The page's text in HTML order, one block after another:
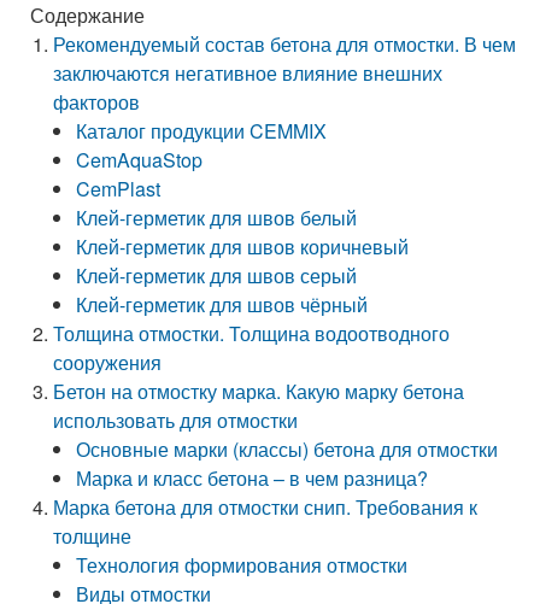
Содержание
Рекомендуемый состав бетона для отмостки. В чем
заключаются негативное влияние внешних
факторов
Каталог продукции CEMMIX
CemAquaStop
CemPlast
Клей-герметик для швов белый
Клей-герметик для швов коричневый
Клей-герметик для швов серый
Клей-герметик для швов чёрный
Толщина отмостки. Толщина водоотводного
сооружения
Бетон на отмостку марка. Какую марку бетона
использовать для отмостки
Основные марки (классы) бетона для отмостки
Марка и класс бетона – в чем разница?
Марка бетона для отмостки снип. Требования к
толщине
Технология формирования отмостки
Виды отмостки